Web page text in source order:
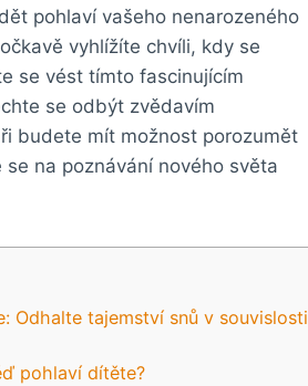
pohlaví vašeho nenarozeného
vyhlížíte chvíli, kdy ⁢se
⁤se vést tímto fascinujícím
se odbýt zvědavím
budete​ mít možnost porozumět
na poznávání nového světa
Odhalte tajemství snů v souvislosti⁤
pohlaví‌ dítěte?